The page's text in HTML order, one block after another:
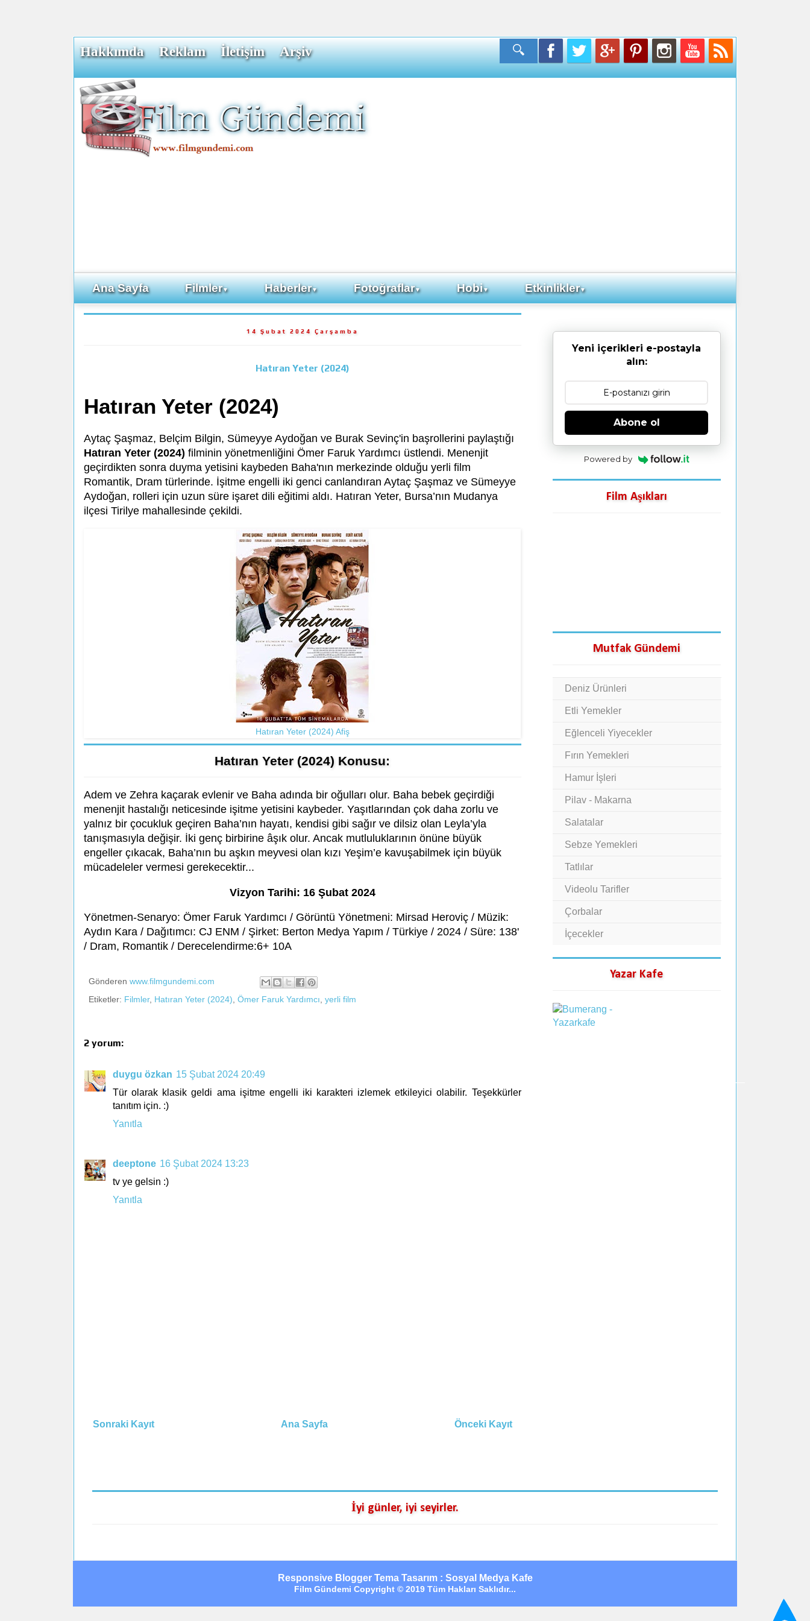
Hakkımda Reklam İletişim Arşiv
Ana Sayfa Filmler▼ Haberler▼ Fotoğraflar▼ Hobi▼ Etkinlikler▼
14 Şubat 2024 Çarşamba
Hatıran Yeter (2024)
Hatıran Yeter (2024)
Aytaç Şaşmaz, Belçim Bilgin, Sümeyye Aydoğan ve Burak Sevinç'in başrollerini paylaştığı
Hatıran Yeter (2024) filminin yönetmenliğini Ömer Faruk Yardımcı üstlendi. Menenjit
geçirdikten sonra duyma yetisini kaybeden Baha'nın merkezinde olduğu yerli film
Romantik, Dram türlerinde. İşitme engelli iki genci canlandıran Aytaç Şaşmaz ve Sümeyye
Aydoğan, rolleri için uzun süre işaret dili eğitimi aldı. Hatıran Yeter, Bursa’nın Mudanya
ilçesi Tirilye mahallesinde çekildi.
Hatıran Yeter (2024) Afiş
Hatıran Yeter (2024) Konusu:
Adem ve Zehra kaçarak evlenir ve Baha adında bir oğulları olur. Baha bebek geçirdiği
menenjit hastalığı neticesinde işitme yetisini kaybeder. Yaşıtlarından çok daha zorlu ve
yalnız bir çocukluk geçiren Baha’nın hayatı, kendisi gibi sağır ve dilsiz olan Leyla’yla
tanışmasıyla değişir. İki genç birbirine âşık olur. Ancak mutluluklarının önüne büyük
engeller çıkacak, Baha’nın bu aşkın meyvesi olan kızı Yeşim’e kavuşabilmek için büyük
mücadeleler vermesi gerekecektir...
Vizyon Tarihi: 16 Şubat 2024
Yönetmen-Senaryo: Ömer Faruk Yardımcı / Görüntü Yönetmeni: Mirsad Heroviç / Müzik:
Aydın Kara / Dağıtımcı: CJ ENM / Şirket: Berton Medya Yapım / Türkiye / 2024 / Süre: 138'
/ Dram, Romantik / Derecelendirme:6+ 10A
Gönderen www.filmgundemi.com
Etiketler: Filmler, Hatıran Yeter (2024) Ömer Faruk Yardımcı yerli film
2 yorum:
duygu özkan 15 Şubat 2024 20:49
Tür olarak klasik geldi ama işitme engelli iki karakteri izlemek etkileyici olabilir. Teşekkürler
tanıtım için. :)
Yanıtla
deeptone 16 Şubat 2024 13:23
tv ye gelsin :)
Yanıtla
Sonraki Kayıt Önceki Kayıt
Ana Sayfa
Yeni içerikleri e-postayla
alın:
Abone ol
Powered by
Film Aşıkları
Mutfak Gündemi
Deniz Ürünleri
Etli Yemekler
Eğlenceli Yiyecekler
Fırın Yemekleri
Hamur İşleri
Pilav - Makarna
Salatalar
Sebze Yemekleri
Tatlılar
Videolu Tarifler
Çorbalar
İçecekler
Yazar Kafe
İyi günler, iyi seyirler.
Responsive Blogger Tema Tasarım : Sosyal Medya Kafe
Film Gündemi Copyright © 2019 Tüm Hakları Saklıdır...